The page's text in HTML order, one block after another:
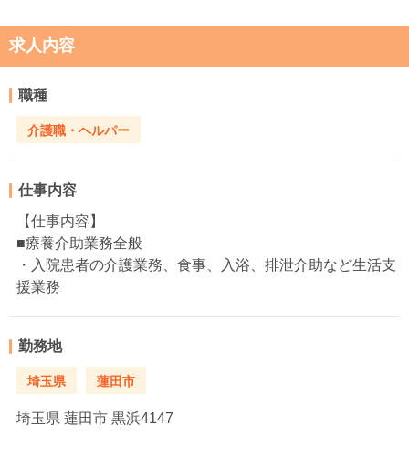
求人内容
職種
介護職・ヘルパー
仕事内容
【仕事内容】
■療養介助業務全般
・入院患者の介護業務、食事、入浴、排泄介助など生活支
援業務
勤務地
埼玉県 蓮田市
埼玉県 蓮田市 黒浜4147